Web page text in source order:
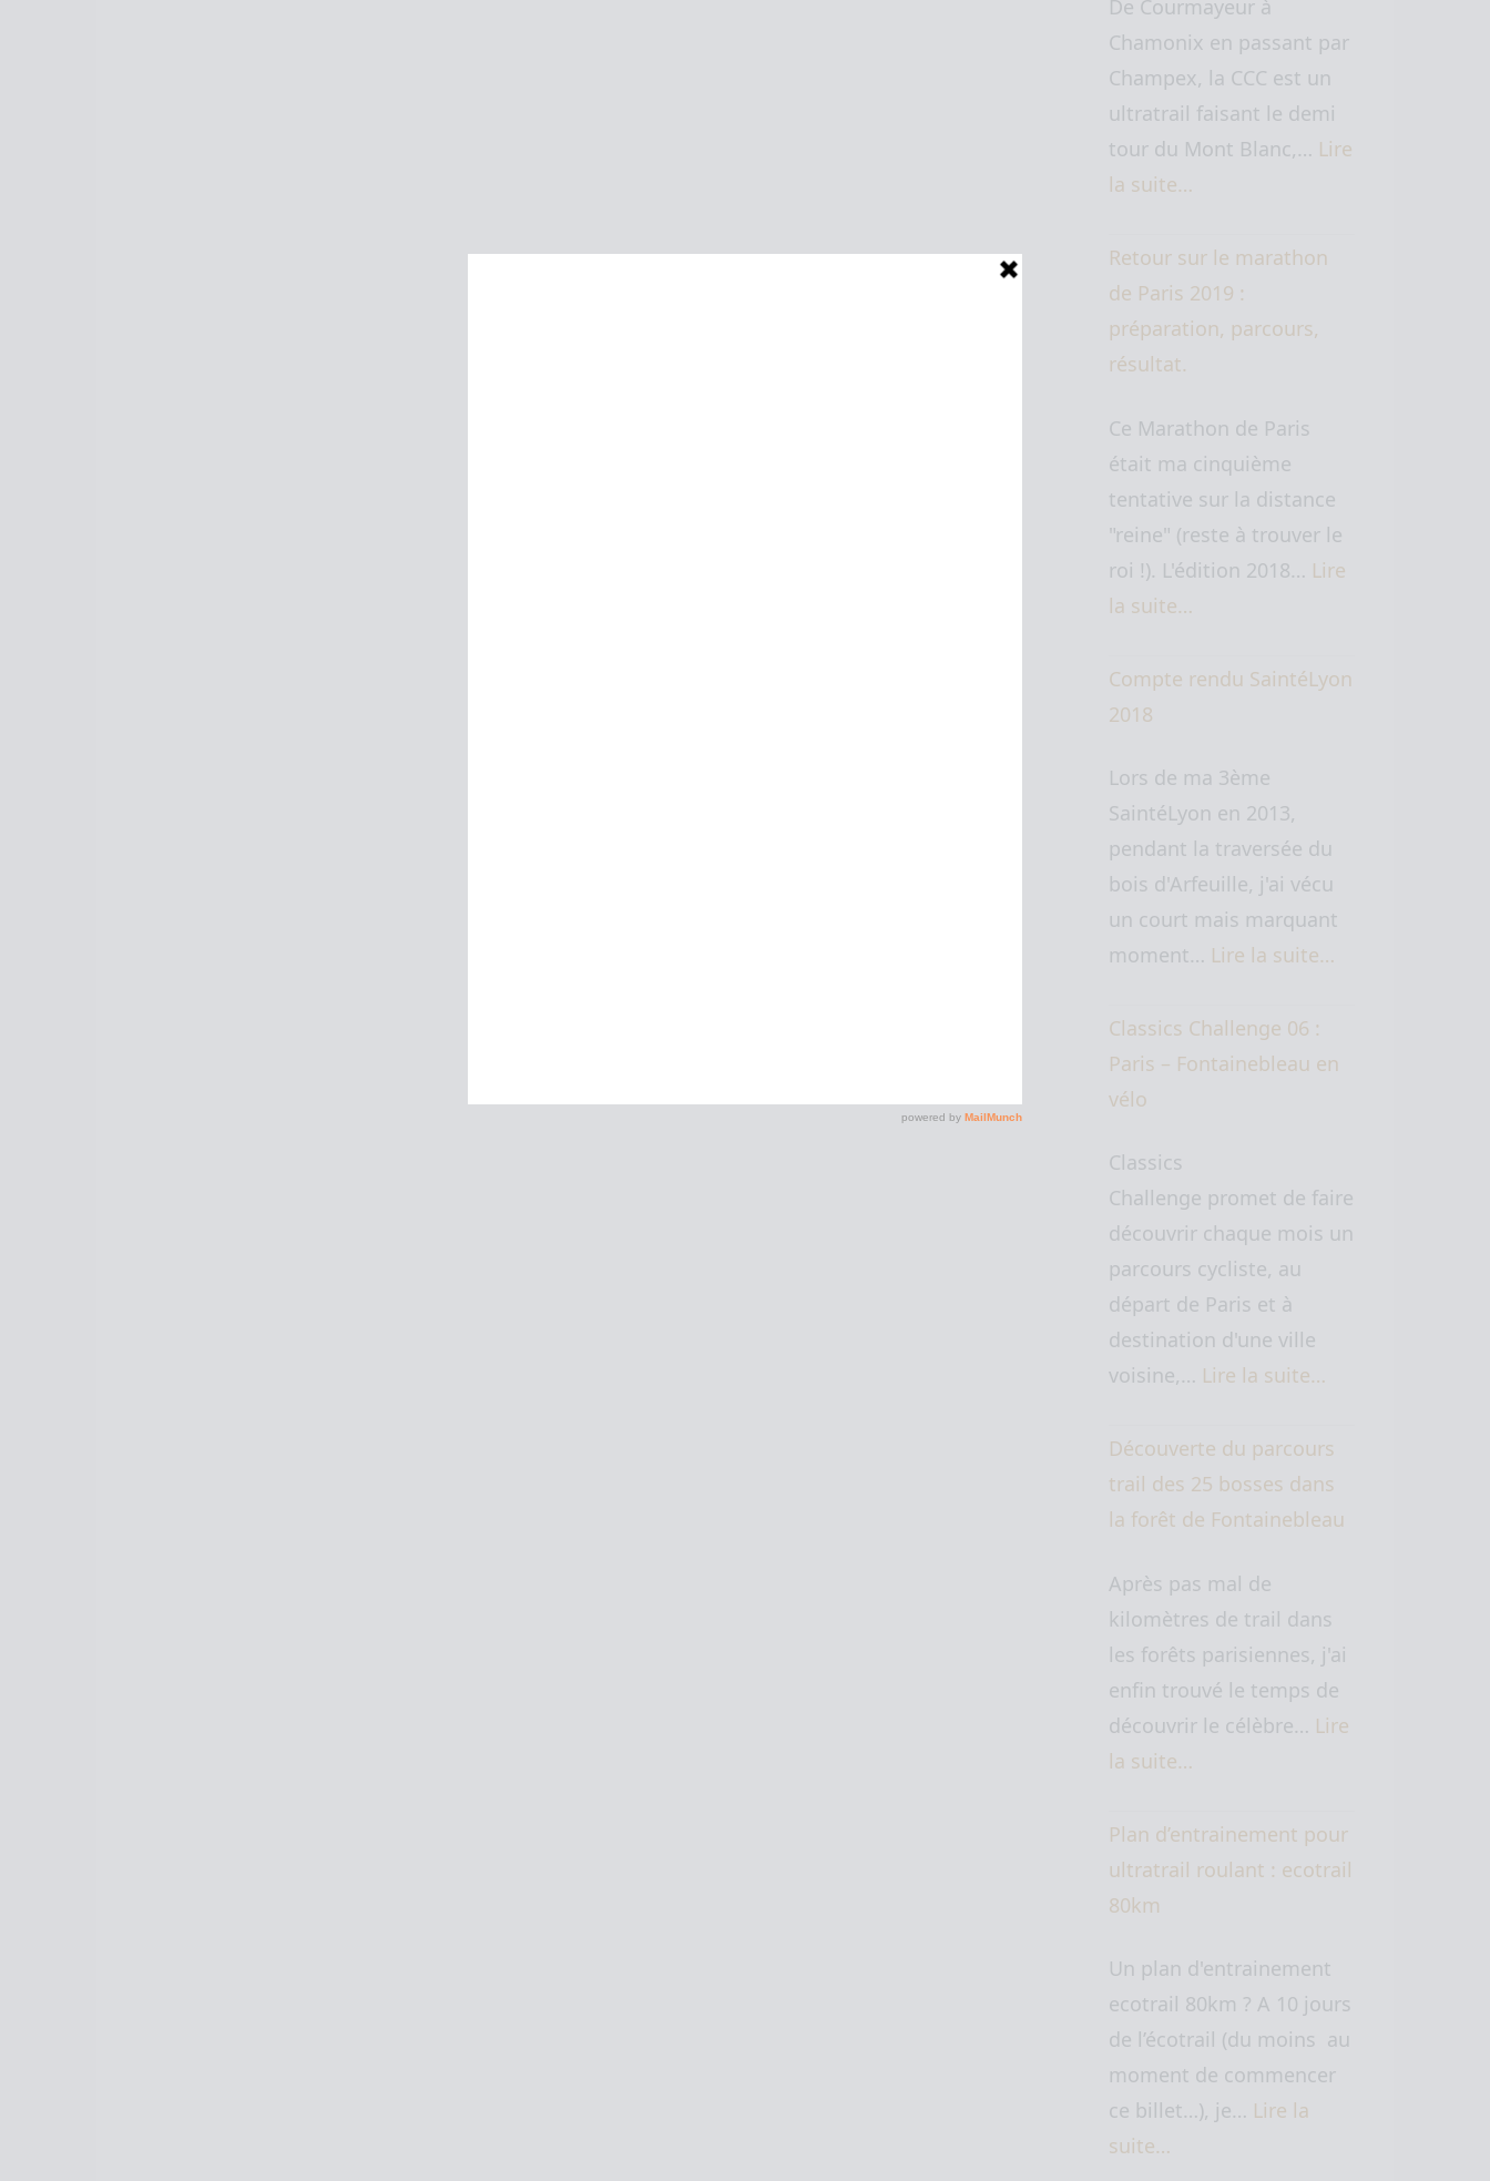
De Courmayeur à
Chamonix en passant par
Champex, la CCC est un
ultratrail faisant le demi
tour du Mont Blanc,… Lire
la suite…
Retour sur le marathon
de Paris 2019 :
préparation, parcours,
résultat.
Ce Marathon de Paris
était ma cinquième
tentative sur la distance
"reine" (reste à trouver le
roi !). L'édition 2018… Lire
la suite…
Compte rendu SaintéLyon
2018
Lors de ma 3ème
SaintéLyon en 2013,
pendant la traversée du
bois d'Arfeuille, j'ai vécu
un court mais marquant
moment… Lire la suite…
Classics Challenge 06 :
Paris – Fontainebleau en
vélo
Classics
Challenge promet de faire
découvrir chaque mois un
parcours cycliste, au
départ de Paris et à
destination d'une ville
voisine,… Lire la suite…
Découverte du parcours
trail des 25 bosses dans
la forêt de Fontainebleau
Après pas mal de
kilomètres de trail dans
les forêts parisiennes, j'ai
enfin trouvé le temps de
découvrir le célèbre… Lire
la suite…
Plan d’entrainement pour
ultratrail roulant : ecotrail
80km
Un plan d'entrainement
ecotrail 80km ? A 10 jours
de l’écotrail (du moins au
moment de commencer
ce billet…), je… Lire la
suite…